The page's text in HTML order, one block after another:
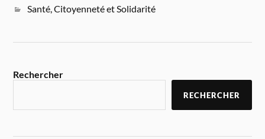
Santé, Citoyenneté et Solidarité
Rechercher
RECHERCHER